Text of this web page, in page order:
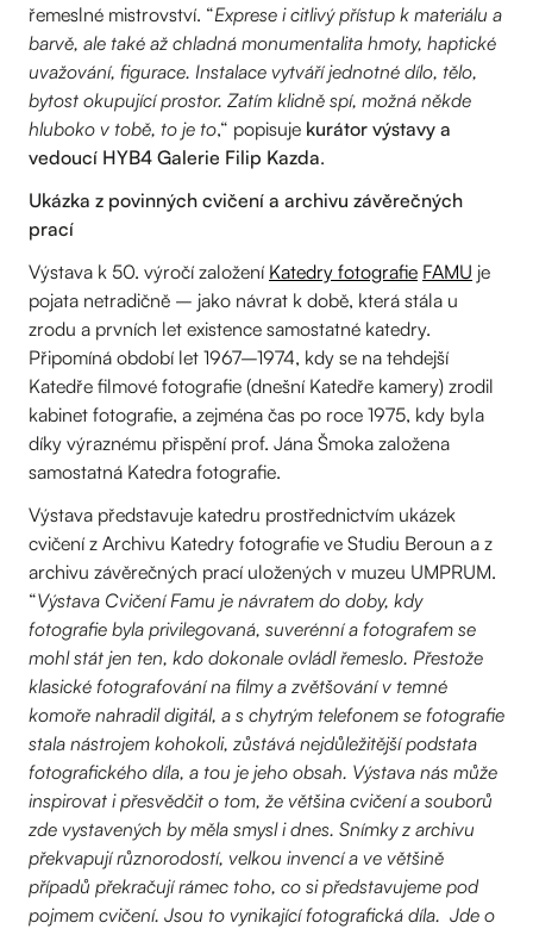
řemeslné mistrovství. “Exprese i citlivý přístup k materiálu a
barvě, ale také až chladná monumentalita hmoty, haptické
uvažování, figurace. Instalace vytváří jednotné dílo, tělo,
bytost okupující prostor. Zatím klidně spí, možná někde
hluboko v tobě, to je to,“ popisuje kurátor výstavy a
vedoucí HYB4 Galerie Filip Kazda.
Ukázka z povinných cvičení a archivu závěrečných
prací
Výstava k 50. výročí založení Katedry fotografie FAMU je
pojata netradičně – jako návrat k době, která stála u
zrodu a prvních let existence samostatné katedry.
Připomíná období let 1967–1974, kdy se na tehdejší
Katedře filmové fotografie (dnešní Katedře kamery) zrodil
kabinet fotografie, a zejména čas po roce 1975, kdy byla
díky výraznému přispění prof. Jána Šmoka založena
samostatná Katedra fotografie.
Výstava představuje katedru prostřednictvím ukázek
cvičení z Archivu Katedry fotografie ve Studiu Beroun a z
archivu závěrečných prací uložených v muzeu UMPRUM.
“Výstava Cvičení Famu je návratem do doby, kdy
fotografie byla privilegovaná, suverénní a fotografem se
mohl stát jen ten, kdo dokonale ovládl řemeslo. Přestože
klasické fotografování na filmy a zvětšování v temné
komoře nahradil digitál, a s chytrým telefonem se fotografie
stala nástrojem kohokoli, zůstává nejdůležitější podstata
fotografického díla, a tou je jeho obsah. Výstava nás může
inspirovat i přesvědčit o tom, že většina cvičení a souborů
zde vystavených by měla smysl i dnes. Snímky z archivu
překvapují různorodostí, velkou invencí a ve většině
případů překračují rámec toho, co si představujeme pod
pojmem cvičení. Jsou to vynikající fotografická díla. Jde o